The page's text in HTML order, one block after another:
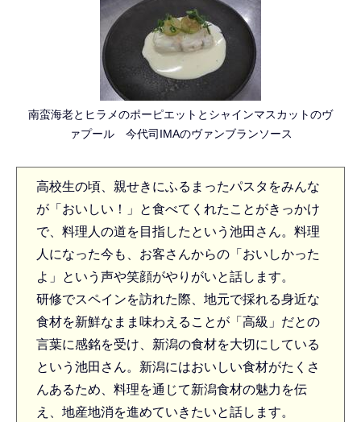
南蛮海老とヒラメのポーピエットとシャインマスカットのヴ
ァプール 今代司IMAのヴァンブランソース
高校生の頃、親せきにふるまったパスタをみんな
が「おいしい！」と食べてくれたことがきっかけ
で、料理人の道を目指したという池田さん。料理
人になった今も、お客さんからの「おいしかった
よ」という声や笑顔がやりがいと話します。
研修でスペインを訪れた際、地元で採れる身近な
食材を新鮮なまま味わえることが「高級」だとの
言葉に感銘を受け、新潟の食材を大切にしている
という池田さん。新潟にはおいしい食材がたくさ
んあるため、料理を通じて新潟食材の魅力を伝
え、地産地消を進めていきたいと話します。